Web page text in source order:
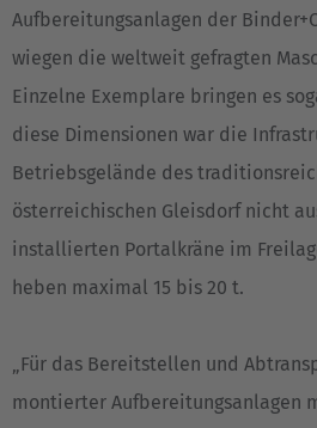
Aufbereitungsanlagen der
wiegen die weltweit gefragten
Einzelne Exemplare bringen es
diese Dimensionen war die
Betriebsgelände des
österreichischen Gleisdorf nicht
installierten Portalkräne im
heben maximal 15 bis 20 t.
„Für das Bereitstellen und
montierter Aufbereitungsanlagen